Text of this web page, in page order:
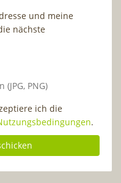
und meine
nächste
PNG)
ich die
.